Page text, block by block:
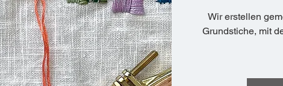
Wir erstellen
Grundstiche, mit